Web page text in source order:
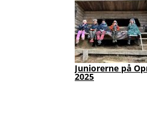
Juniorerne på
2025